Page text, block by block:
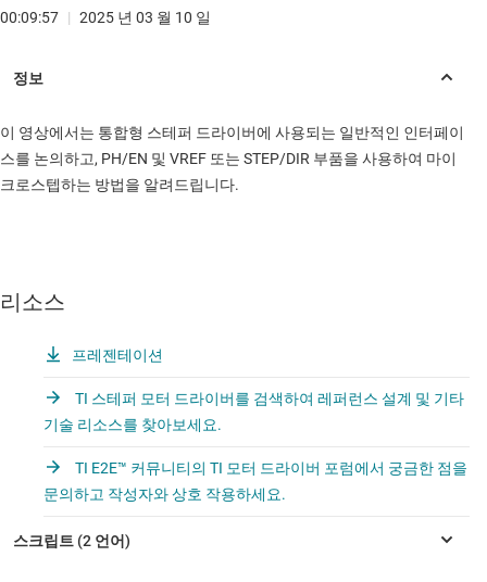
00:09:57 | 2025 년 03 월 10 일
이 영상에서는 통합형 스테퍼 드라이버에 사용되는 일반적인 인터페이
스를 논의하고, PH/EN 및 VREF 또는 STEP/DIR 부품을 사용하여 마이
크로스텝하는 방법을 알려드립니다.
리소스
프레젠테이션
TI 스테퍼 모터 드라이버를 검색하여 레퍼런스 설계 및 기타
기술 리소스를 찾아보세요.
TI E2E™ 커뮤니티의 TI 모터 드라이버 포럼에서 궁금한 점을
문의하고 작성자와 상호 작용하세요.